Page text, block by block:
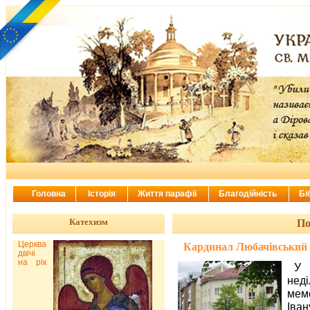
Кардинал Любачівський
У
Катехизм
Церква
двічі
на рік
Головна Історія Життя парафії Благодійність